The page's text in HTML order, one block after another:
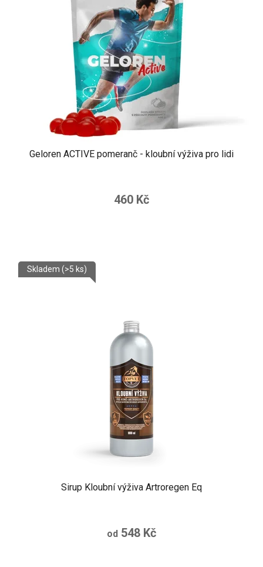
Geloren ACTIVE pomeranč - kloubní výživa pro lidi
460 Kč
Sirup Kloubní výživa Artroregen Eq
Skladem (>5 ks)
od 548 Kč